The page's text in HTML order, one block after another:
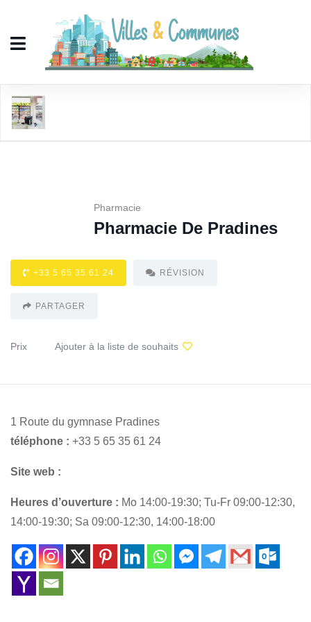
Pharmacie
Pharmacie De Pradines
+33 5 65 35 61 24 RÉVISION
PARTAGER
Prix Ajouter à la liste de souhaits
1 Route du gymnase Pradines
téléphone : +33 5 65 35 61 24
Site web :
Heures d’ouverture : Mo 14:00-19:30; Tu-Fr 09:00-12:30,
14:00-19:30; Sa 09:00-12:30, 14:00-18:00